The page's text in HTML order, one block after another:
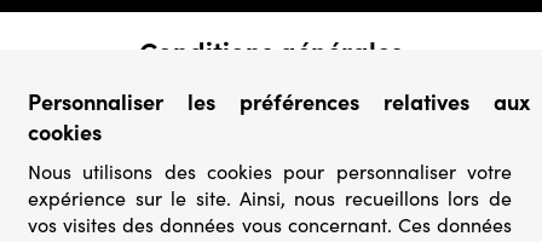
Conditions générales
› Conditions de vente
› Conditions d’utilisation
› Confidentialité & Protection des Données
› Informations légales
Catégories
Personnaliser les préférences relatives aux
cookies
Nous utilisons des cookies pour personnaliser votre
expérience sur le site. Ainsi, nous recueillons lors de
vos visites des données vous concernant. Ces données